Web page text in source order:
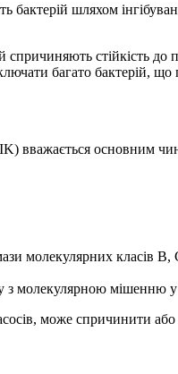
бактерій шляхом
стійкість до
багато бактерій, що
вважається основним
молекулярних класів
з молекулярною мішенню у
може спричинити або